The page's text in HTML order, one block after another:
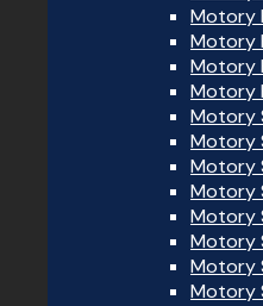
Motory
Motory
Motory
Motory
Motory
Motory
Motory
Motory
Motory
Motory
Motory
Motory